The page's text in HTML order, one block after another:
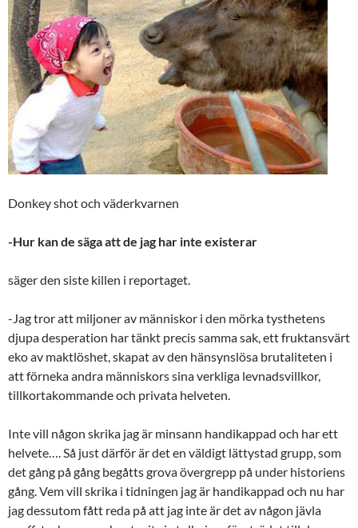
Donkey shot och väderkvarnen
-Hur kan de säga att de jag har inte existerar
säger den siste killen i reportaget.
-Jag tror att miljoner av människor i den mörka tysthetens
djupa desperation har tänkt precis samma sak, ett fruktansvärt
eko av maktlöshet, skapat av den hänsynslösa brutaliteten i
att förneka andra människors sina verkliga levnadsvillkor,
tillkortakommande och privata helveten.
Inte vill någon skrika jag är minsann handikappad och har ett
helvete…. Så just därför är det en väldigt lättystad grupp, som
det gång på gång begåtts grova övergrepp på under historiens
gång. Vem vill skrika i tidningen jag är handikappad och nu har
jag dessutom fått reda på att jag inte är det av någon jävla